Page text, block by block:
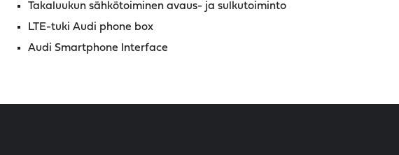
Takaluukun sähkötoiminen avaus- ja sulkutoiminto
LTE-tuki Audi phone box
Audi Smartphone Interface